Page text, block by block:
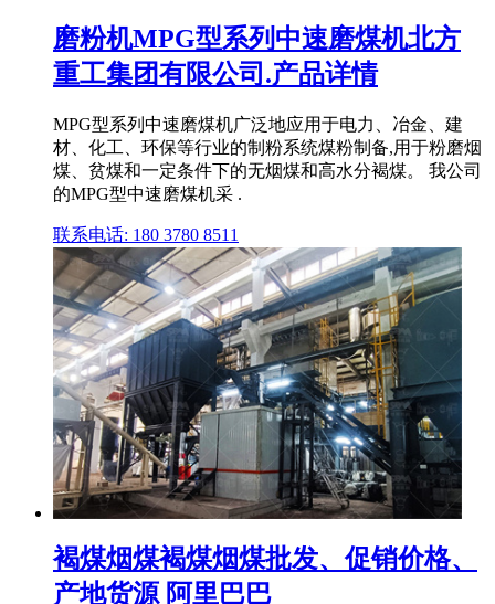
磨粉机MPG型系列中速磨煤机北方
重工集团有限公司.产品详情
MPG型系列中速磨煤机广泛地应用于电力、冶金、建
材、化工、环保等行业的制粉系统煤粉制备,用于粉磨烟
煤、贫煤和一定条件下的无烟煤和高水分褐煤。 我公司
的MPG型中速磨煤机采 .
联系电话: 180 3780 8511
褐煤烟煤褐煤烟煤批发、促销价格、
产地货源 阿里巴巴